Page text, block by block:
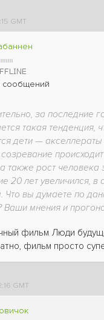
GMT
сообщений
за последние
такая тенденция,
дети — акселлераты
также рост человека
20 лет увеличился, в
Что вы думаете по
Ваши мнения и
фильм Люди
фильм просто
GMT